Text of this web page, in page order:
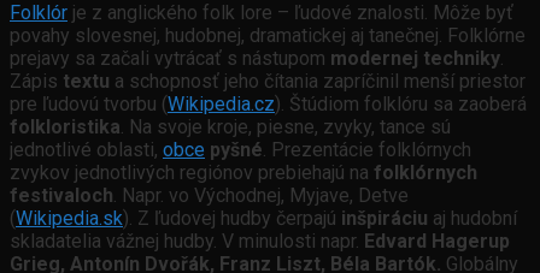
Folklór je z anglického folk lore – ľudové znalosti. Môže byť
povahy slovesnej, hudobnej, dramatickej aj tanečnej. Folklórne
prejavy sa začali vytrácať s nástupom modernej techniky.
Zápis textu a schopnosť jeho čítania zapríčinil menší priestor
pre ľudovú tvorbu (Wikipedia.cz). Štúdiom folklóru sa zaoberá
folkloristika. Na svoje kroje, piesne, zvyky, tance sú
jednotlivé oblasti, obce pyšné. Prezentácie folklórnych
zvykov jednotlivých regiónov prebiehajú na folklórnych
festivaloch. Napr. vo Východnej, Myjave, Detve
(Wikipedia.sk). Z ľudovej hudby čerpajú inšpiráciu aj hudobní
skladatelia vážnej hudby. V minulosti napr. Edvard Hagerup
Grieg, Antonín Dvořák, Franz Liszt, Béla Bartók. Globálny